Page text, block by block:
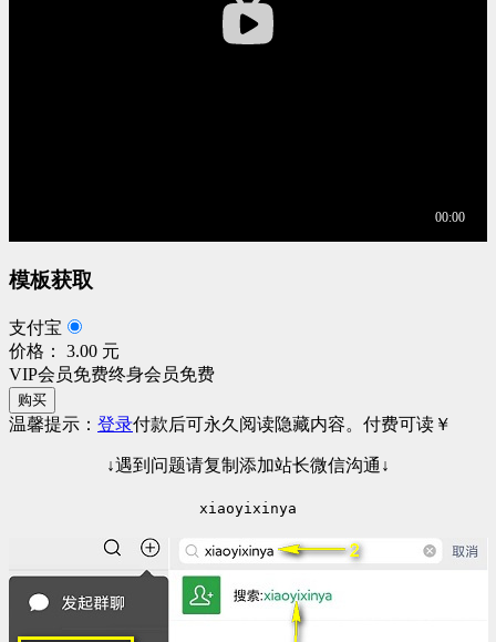
模板获取
支付宝
价格： 3.00 元
VIP会员免费终身会员免费
购买
温馨提示： 登录付款后可永久阅读隐藏内容。 付费可读 ￥
↓遇到问题请复制添加站长微信沟通↓
xiaoyixinya